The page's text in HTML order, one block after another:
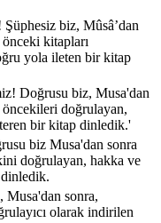
biz, Mûsâ’dan
kitapları
yola ileten bir kitap
Doğrusu biz, Musa'dan
doğrulayan,
bir kitap dinledik.'
biz Musa'dan sonra
doğrulayan, hakka ve
Musa'dan sonra,
olarak indirilen